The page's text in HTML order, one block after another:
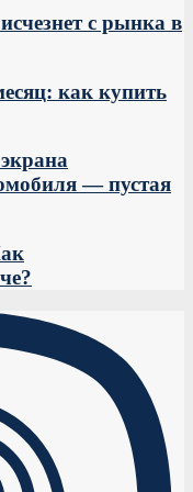
с рынка в
как купить
— пустая